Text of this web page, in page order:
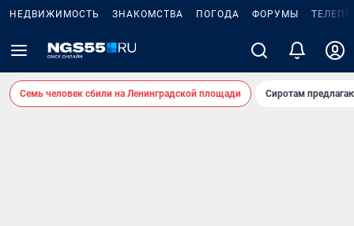
НЕДВИЖИМОСТЬ ЗНАКОМСТВА ПОГОДА ФОРУМЫ
Семь человек сбили на Ленинградской площади Сиротам